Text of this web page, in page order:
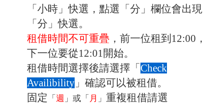
「小時」快選，點選「分」欄位會出現
「分」快選。
租借時間不可重疊 ，前一位租到12:00，
下一位要從12:01開始。
租借時間選擇後請選擇「 Check
Availibility 」確認可以被租借。
固定
「 週 」或「 月 」 重複租借請選